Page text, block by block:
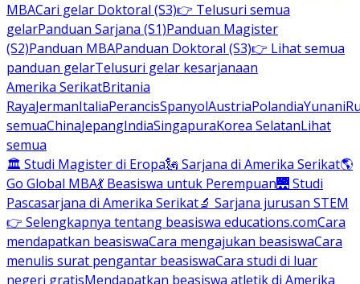
MBACari gelar Doktoral (S3)👉 Telusuri semua
gelarPanduan Sarjana (S1)Panduan Magister
(S2)Panduan MBAPanduan Doktoral (S3)👉 Lihat semua
panduan gelarTelusuri gelar kesarjanaan
Amerika SerikatBritania
RayaJermanItaliaPerancisSpanyolAustriaPolandiaYunani
semuaChinaJepangIndiaSingapuraKorea SelatanLihat
semua
🏛 Studi Magister di Eropa🗽 Sarjana di Amerika Serikat🌎
Go Global MBA💃 Beasiswa untuk Perempuan🌉 Studi
Pascasarjana di Amerika Serikat🔬 Sarjana jurusan STEM
👉 Selengkapnya tentang beasiswa educations.comCara
mendapatkan beasiswaCara mengajukan beasiswaCara
menulis surat pengantar beasiswaCara studi di luar
negeri gratisMendapatkan beasiswa atletik di Amerika